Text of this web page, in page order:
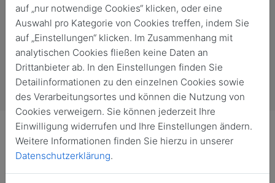
Liebe Student*innen. Der Workshopplan (Anhang) ist
auf „nur notwendige Cookies“ klicken, oder eine
Auswahl pro Kategorie von Cookies treffen, indem Sie
auf „Einstellungen“ klicken. Im Zusammenhang mit
analytischen Cookies fließen keine Daten an
Drittanbieter ab. In den Einstellungen finden Sie
Detailinformationen zu den einzelnen Cookies sowie
des Verarbeitungsortes und können die Nutzung von
Cookies verweigern. Sie können jederzeit Ihre
Einwilligung widerrufen und Ihre Einstellungen ändern.
Weitere Informationen finden Sie hierzu in unserer
Datenschutzerklärung.